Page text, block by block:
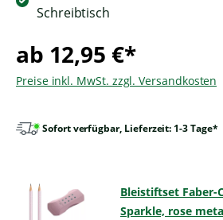
Schreibtisch
ab 12,95 €*
Preise inkl. MwSt. zzgl. Versandkosten
Sofort verfügbar, Lieferzeit: 1-3 Tage*
Bleistiftset Faber-
Sparkle, rose